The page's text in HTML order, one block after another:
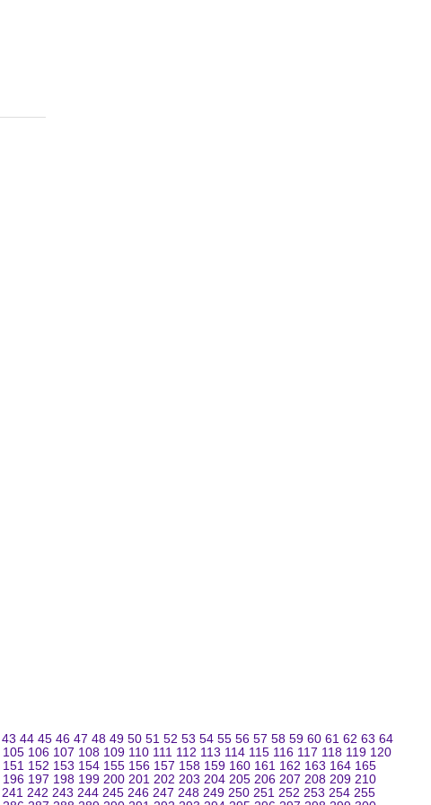
43 44 45 46 47 48 49 50 51 52 53 54 55 56 57 58 59 60 61 62 63 64
105 106 107 108 109 110 111 112 113 114 115 116 117 118 119 120
151 152 153 154 155 156 157 158 159 160 161 162 163 164 165
196 197 198 199 200 201 202 203 204 205 206 207 208 209 210
241 242 243 244 245 246 247 248 249 250 251 252 253 254 255